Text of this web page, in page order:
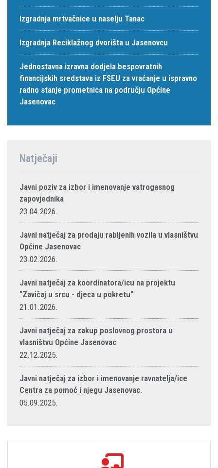
Izgradnja mrtvačnice u naselju Tanac
Izgradnja Reciklažnog dvorišta u Jasenovcu
Jednostavna izravna dodjela bespovratnih
financijskih sredstava iz FSEU za vraćanje u ispravno
radno stanje prometnica na području Općine
Jasenovac
Natječaji
Javni poziv za izbor i imenovanje vatrogasnog
zapovjednika
23.04.2026.
Javni natječaj za prodaju rabljenih vozila u vlasništvu
Općine Jasenovac
23.02.2026.
Javni natječaj za koordinatora/icu na projektu
"Zavičaj u srcu - djeca u pokretu"
21.01.2026.
Javni natječaj za zakup poslovnog prostora u
vlasništvu Općine Jasenovac
22.12.2025.
Javni natječaj za izbor i imenovanje ravnatelja/ice
Centra za pomoć i njegu Jasenovac.
05.09.2025.